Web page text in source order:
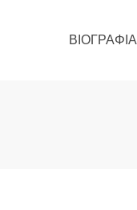
ΒΙΟΓΡΑΦΊΑ